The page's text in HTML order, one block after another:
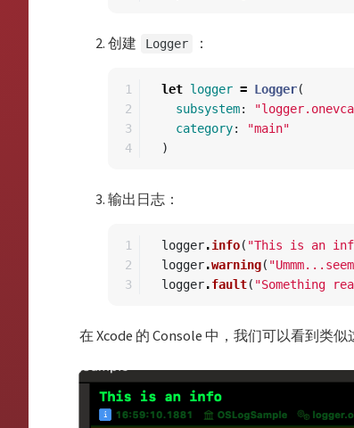
创建 Logger ：
1
2
3
4
let logger = Logger(
subsystem:
category:
"main"
)
输出日志：
1
2
logger.info( "This is an
logger.warning(
logger.fault( "Something
在 Xcode 的 Console 中，我们可以看到类似